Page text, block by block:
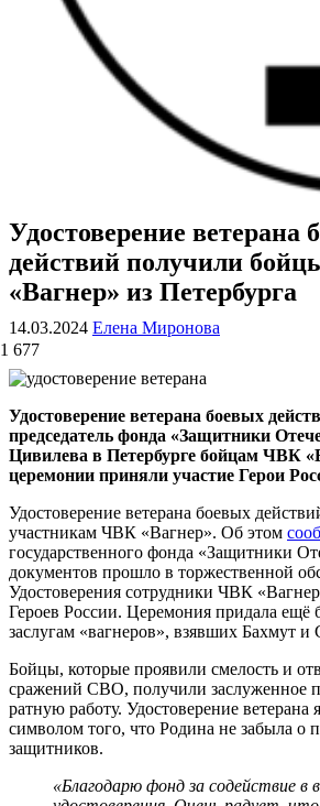
ВОЕННЫЕ СТРАНИЦЫ
СТАТЬИ ВОЕННОЙ ТЕМАТИКИ
Удостоверение ветерана
действий получили
«Вагнер» из Петербурга
14.03.2024 Елена Миронова
1 677
Удостоверение ветерана боевых
председатель фонда «Защитники
Цивилева в Петербурге бойцам ЧВК
церемонии приняли участие Герои
Удостоверение ветерана боевых
участникам ЧВК «Вагнер». Об этом
государственного фонда «Защитники
документов прошло в торжественной
Удостоверения сотрудники ЧВК
Героев России. Церемония придала ещё
заслугам «вагнеров», взявших Бахмут и
Бойцы, которые проявили смелость и
сражений СВО, получили заслуженное
ратную работу. Удостоверение ветерана
символом того, что Родина не забыла о
защитников.
«Благодарю фонд за содействие в